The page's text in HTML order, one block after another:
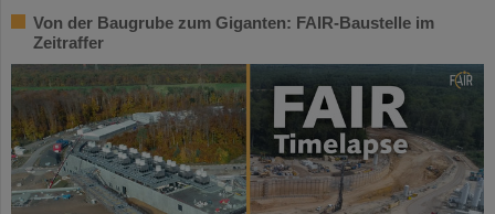
Von der Baugrube zum Giganten: FAIR-Baustelle im
Zeitraffer